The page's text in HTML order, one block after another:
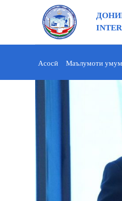
Асосӣ Маълумоти